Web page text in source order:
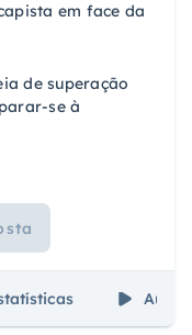
em face da
de superação
se à
Aulas